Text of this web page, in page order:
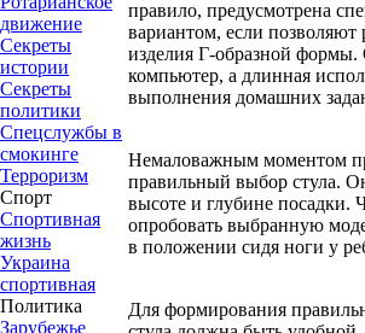
движение
Секреты
истории
Секреты
политики
Спецслужбы в
смокинге
Терроризм
Спорт
Спортивная
жизнь
Украина
спортивная
Политика
Зарубежье
правило, предусмотрена
вариантом, если
изделия Г-образной формы.
компьютер, а длинная
выполнения домашних
Немаловажным моментом
правильный выбор стула.
высоте и глубине посадки.
опробовать выбранную
в положении сидя ноги у
Для формирования